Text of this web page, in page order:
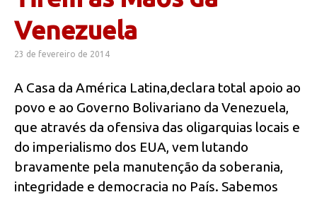
Venezuela
23 de fevereiro de 2014
A Casa da América Latina,declara total apoio ao
povo e ao Governo Bolivariano da Venezuela,
que através da ofensiva das oligarquias locais e
do imperialismo dos EUA, vem lutando
bravamente pela manutenção da soberania,
integridade e democracia no País. Sabemos